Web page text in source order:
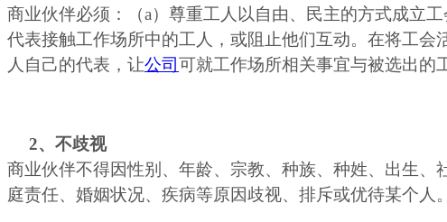
商业伙伴必须：（a）尊重工人以自由、民主的方式成立
代表接触工作场所中的工人，或阻止他们互动。在将工
人自己的代表，让公司可就工作场所相关事宜与被选出的
2、不歧视
商业伙伴不得因性别、年龄、宗教、种族、种姓、出生
庭责任、婚姻状况、疾病等原因歧视、排斥或优待某个人